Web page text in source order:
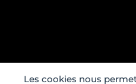
Les cookies nous